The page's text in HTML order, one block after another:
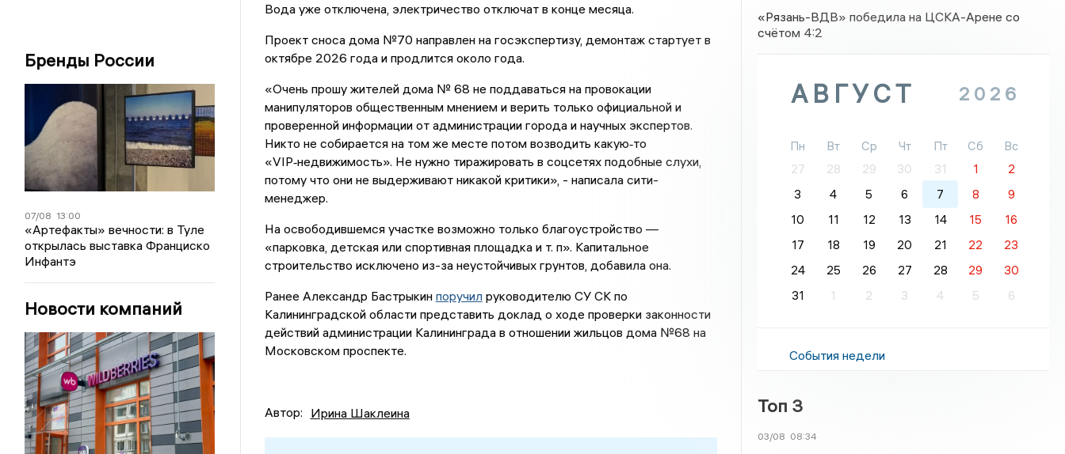
Бренды России
07/08 13:00
«Артефакты» вечности: в Туле
открылась выставка Франциско
Инфантэ
Новости компаний
Вода уже отключена, электричество отключат в конце месяца.
Проект сноса дома №70 направлен на госэкспертизу, демонтаж стартует в
октябре 2026 года и продлится около года.
«Очень прошу жителей дома № 68 не поддаваться на провокации
манипуляторов общественным мнением и верить только официальной и
проверенной информации от администрации города и научных экспертов.
Никто не собирается на том же месте потом возводить какую‑то
«VIP‑недвижимость». Не нужно тиражировать в соцсетях подобные слухи,
потому что они не выдерживают никакой критики», - написала сити-
менеджер.
На освободившемся участке возможно только благоустройство —
«парковка, детская или спортивная площадка и т. п». Капитальное
строительство исключено из-за неустойчивых грунтов, добавила она.
Ранее Александр Бастрыкин поручилруководителю СУ СК по
Калининградской области представить доклад о ходе проверки законности
действий администрации Калининграда в отношении жильцов дома №68 на
Московском проспекте.
Автор: Ирина Шаклеина
«Рязань-ВДВ» победила на ЦСКА-Арене со
счётом 4:2
АВГУСТ 2026
Пн Вт Ср Чт Пт Сб
Вс
27
28 29 30 31 1
2
3
4 5 6 7 8
9
10
11 12 13 14 15
16
17
18 19 20 21 22
23
24
25 26 27 28 29
30
31
1 2 3 4 5 6
События недели
Топ 3
03/08 08:34